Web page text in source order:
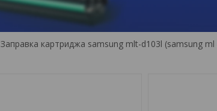
Заправка картриджа samsung mlt-d103l (samsung